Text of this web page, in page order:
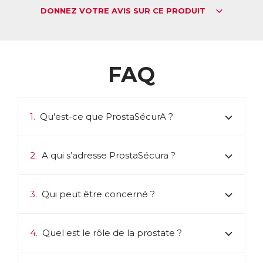
prostate.
muscles qui contractent la prostate. Contractés en
permanence, ces muscles empêchent alors l’élimination de
l’urine, provoquant inconfort et même parfois douleurs.
transformation de la testostérone en DHT, mais aussi en
de la contraction musculaire de la prostate, les muscles
pourront se relâcher, soulageant les gênes.
réponse du système immunitaire, qui conduit à
pour intervenir en prévention, normalisant les actions
DONNEZ VOTRE AVIS SUR CE PRODUIT
FAQ
1. Qu'est-ce que ProstaSécurA ?
2. A qui s’adresse ProstaSécura ?
3. Qui peut être concerné ?
4. Quel est le rôle de la prostate ?